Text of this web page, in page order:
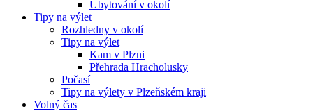
Ubytování v okolí
Tipy na výlet
Rozhledny v okolí
Tipy na výlet
Kam v Plzni
Přehrada Hracholusky
Počasí
Tipy na výlety v Plzeňském kraji
Volný čas